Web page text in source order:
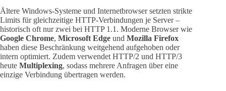
Ältere Windows-Systeme und Internetbrowser setzten strikte
Limits für gleichzeitige HTTP-Verbindungen je Server –
historisch oft nur zwei bei HTTP 1.1. Moderne Browser wie
Google Chrome, Microsoft Edge und Mozilla Firefox
haben diese Beschränkung weitgehend aufgehoben oder
intern optimiert. Zudem verwendet HTTP/2 und HTTP/3
heute Multiplexing, sodass mehrere Anfragen über eine
einzige Verbindung übertragen werden.